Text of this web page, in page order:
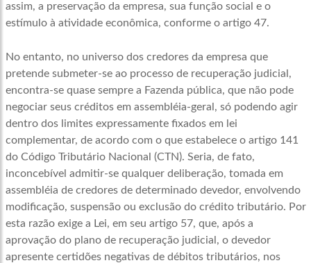
assim, a preservação da empresa, sua função social e o
estímulo à atividade econômica, conforme o artigo 47.
No entanto, no universo dos credores da empresa que
pretende submeter-se ao processo de recuperação judicial,
encontra-se quase sempre a Fazenda pública, que não pode
negociar seus créditos em assembléia-geral, só podendo agir
dentro dos limites expressamente fixados em lei
complementar, de acordo com o que estabelece o artigo 141
do Código Tributário Nacional (CTN). Seria, de fato,
inconcebível admitir-se qualquer deliberação, tomada em
assembléia de credores de determinado devedor, envolvendo
modificação, suspensão ou exclusão do crédito tributário. Por
esta razão exige a Lei, em seu artigo 57, que, após a
aprovação do plano de recuperação judicial, o devedor
apresente certidões negativas de débitos tributários, nos